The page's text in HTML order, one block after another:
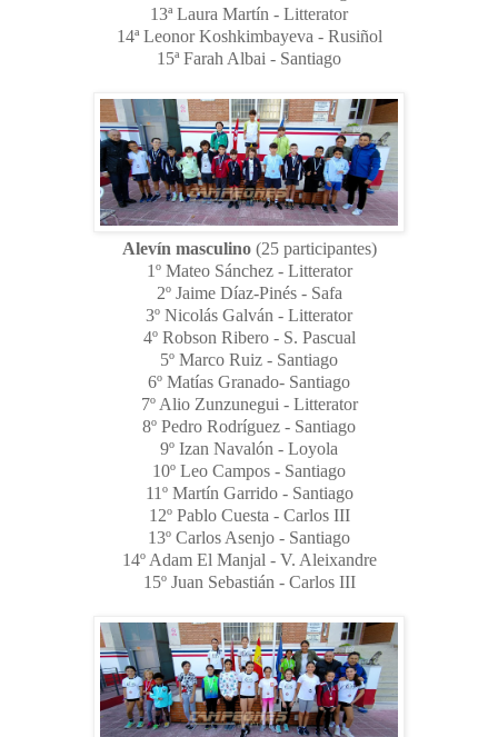
13ª Laura Martín - Litterator
14ª Leonor Koshkimbayeva - Rusiñol
15ª Farah Albai - Santiago
Alevín masculino (25 participantes)
1º Mateo Sánchez - Litterator
2º Jaime Díaz-Pinés - Safa
3º Nicolás Galván - Litterator
4º Robson Ribero - S. Pascual
5º Marco Ruiz - Santiago
6º Matías Granado- Santiago
7º Alio Zunzunegui - Litterator
8º Pedro Rodríguez - Santiago
9º Izan Navalón - Loyola
10º Leo Campos - Santiago
11º Martín Garrido - Santiago
12º Pablo Cuesta - Carlos III
13º Carlos Asenjo - Santiago
14º Adam El Manjal - V. Aleixandre
15º Juan Sebastián - Carlos III